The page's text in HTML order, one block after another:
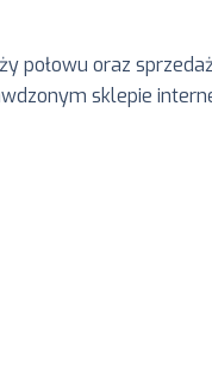
połowu oraz
sklepie